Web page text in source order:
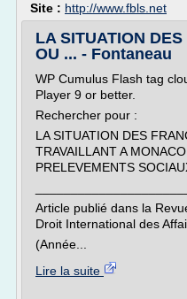
Site : http://www.fbls.net
LA SITUATION
OU ... - Fontaneau
WP Cumulus Flash tag
Player 9 or better.
Rechercher pour :
LA SITUATION DES
TRAVAILLANT A
PRELEVEMENTS
Article publié dans la
Droit International des
(Année...
Lire la suite